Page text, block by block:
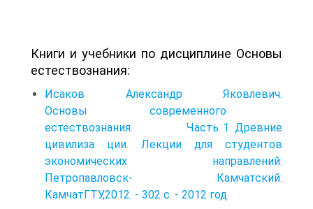
Книги и учебники по дисциплине Основы
естествознания:
Исаков Александр Яковлевич.
Основы современного
естествознания. Часть 1. Древние
цивилиза ции. Лекции для студентов
экономических направлений:
Петропавловск- Камчатский:
КамчатГТУ,2012. - 302 с. - 2012 год